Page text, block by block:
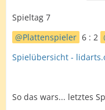
Spieltag 7
Plattenspieler 6 : 2
Spielübersicht -
So das wars... letztes